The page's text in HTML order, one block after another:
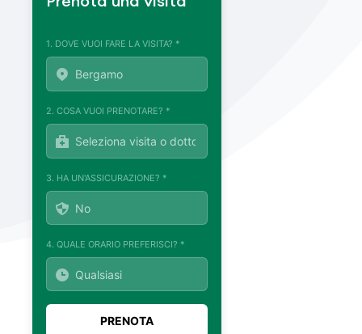
1. DOVE VUOI FARE LA VISITA? *
2. COSA VUOI PRENOTARE? *
3. HA UN'ASSICURAZIONE? *
4. QUALE ORARIO PREFERISCI? *